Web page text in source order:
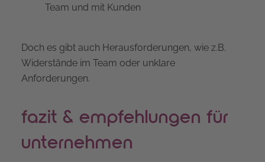
Team und mit Kunden
Doch es gibt auch Herausforderungen, wie z.B.
Widerstände im Team oder unklare
Anforderungen.
fazit & empfehlungen für
unternehmen